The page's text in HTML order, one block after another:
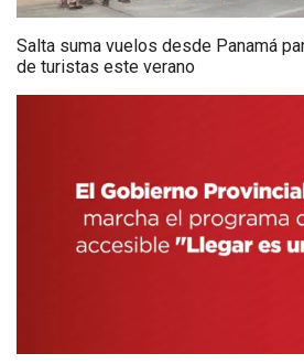
Salta suma vuelos desde Panamá
de turistas este verano